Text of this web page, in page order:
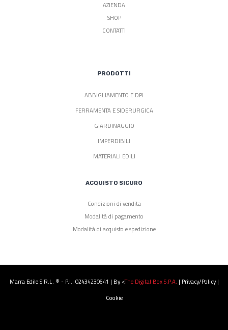
AZIENDA
SHOP
CONTATTI
PRODOTTI
ABBIGLIAMENTO E DPI
FERRAMENTA E SIDERURGICA
GIARDINAGGIO
IMPERDIBILI
MATERIALI EDILI
ACQUISTO SICURO
Condizioni di vendita
Modalità di pagamento
Modalità di acquisto e spedizione
Marra Edile S.r.l. © - P.I.: 02434230641 | By <The Digital Box S.p.a. | Privacy/Policy|
Cookie